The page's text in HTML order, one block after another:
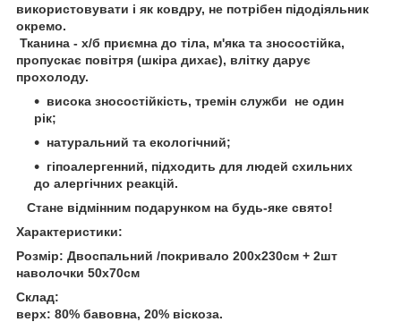
використовувати і як ковдру, не потрібен підодіяльник
окремо.
Тканина - х/б приємна до тіла, м'яка та зносостійка,
пропускає повітря (шкіра дихає), влітку дарує
прохолоду.
висока зносостійкість, тремін служби не один
рік;
натуральний та екологічний;
гіпоалергенний, підходить для людей схильних
до алергічних реакцій.
Стане відмінним подарунком на будь-яке свято!
Характеристики:
Розмір: Двоспальний /покривало 200х230см + 2шт
наволочки 50х70см
Склад:
верх: 80% бавовна, 20% віскоза.